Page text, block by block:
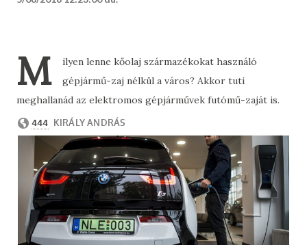
M
ilyen lenne kőolaj származékokat használó
gépjármű-zaj nélkül a város? Akkor tuti
meghallanád az elektromos gépjárművek futómű-zaját is.